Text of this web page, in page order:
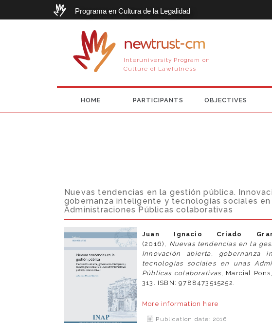
Programa en Cultura de la Legalidad
newtrust-cm
Interuniversity Program on
Culture of Lawfulness
HOME PARTICIPANTS OBJECTIVES
Nuevas tendencias en la gestión pública.
gobernanza inteligente y tecnologías sociales en
Administraciones Públicas colaborativas
Juan Ignacio Criado
(2016), Nuevas tendencias en la
Innovación abierta, gobernanza
tecnologías sociales en unas
Públicas colaborativas , Marcial
313. ISBN: 9788473515252.
More information here
Publication date: 2016